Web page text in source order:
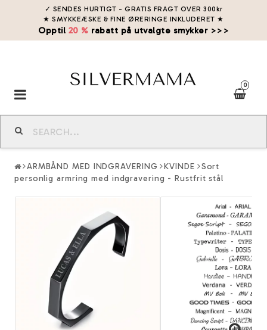
✓ SENDES HURTIGT - GRATIS FRAGT OVER 300kr
★ SMYKKEÆSKE & FINE ØRERINGE INKLUDERET ★
Opptil 20 % rabatt på utvalgte smykker >>>
0
Toggle
navigation
ARMBÅND MED INDGRAVERING KVINDE
Sort
personlig armring med indgravering - Rustfrit stål